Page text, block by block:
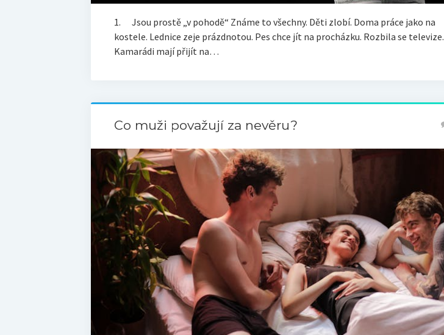
1. Jsou prostě „v pohodě“ Známe to všechny. Děti zlobí. Doma práce jako na
kostele. Lednice zeje prázdnotou. Pes chce jít na procházku. Rozbila se televize.
Kamarádi mají přijít na…
Co muži považují za nevěru?